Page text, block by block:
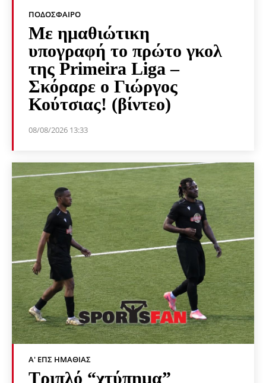
ΠΟΔΌΣΦΑΙΡΟ
Με ημαθιώτικη
υπογραφή το πρώτο γκολ
της Primeira Liga –
Σκόραρε ο Γιώργος
Κούτσιας! (βίντεο)
08/08/2026 13:33
Α' ΕΠΣ ΗΜΑΘΊΑΣ
Τριπλό “χτύπημα”